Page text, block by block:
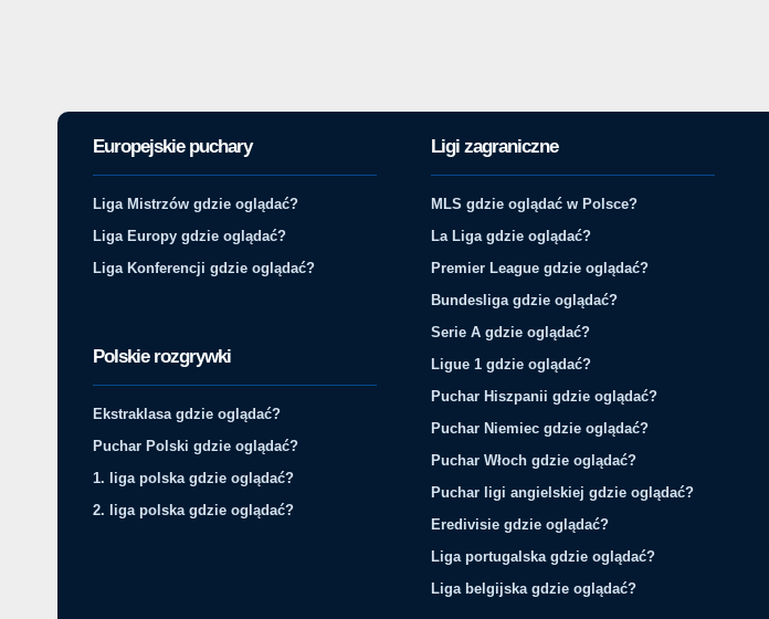
Europejskie puchary
Liga Mistrzów gdzie oglądać?
Liga Europy gdzie oglądać?
Liga Konferencji gdzie oglądać?
Polskie rozgrywki
Ekstraklasa gdzie oglądać?
Puchar Polski gdzie oglądać?
1. liga polska gdzie oglądać?
2. liga polska gdzie oglądać?
Ligi zagraniczne
MLS gdzie oglądać w Polsce?
La Liga gdzie oglądać?
Premier League gdzie oglądać?
Bundesliga gdzie oglądać?
Serie A gdzie oglądać?
Ligue 1 gdzie oglądać?
Puchar Hiszpanii gdzie oglądać?
Puchar Niemiec gdzie oglądać?
Puchar Włoch gdzie oglądać?
Puchar ligi angielskiej gdzie oglądać?
Eredivisie gdzie oglądać?
Liga portugalska gdzie oglądać?
Liga belgijska gdzie oglądać?